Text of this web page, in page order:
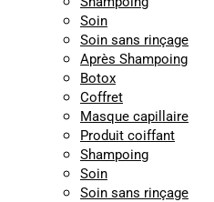
Soin
Soin sans rinçage
Après Shampoing
Botox
Coffret
Masque capillaire
Produit coiffant
Shampoing
Soin
Soin sans rinçage